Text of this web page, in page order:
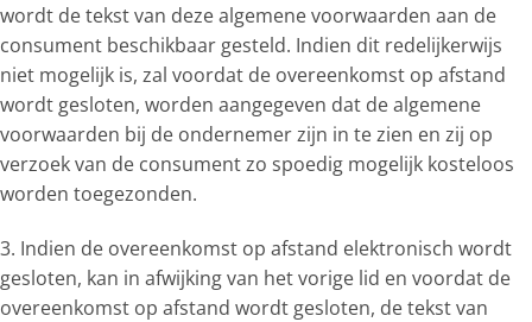
wordt de tekst van deze algemene voorwaarden aan de
consument beschikbaar gesteld. Indien dit redelijkerwijs
niet mogelijk is, zal voordat de overeenkomst op afstand
wordt gesloten, worden aangegeven dat de algemene
voorwaarden bij de ondernemer zijn in te zien en zij op
verzoek van de consument zo spoedig mogelijk kosteloos
worden toegezonden.
3. Indien de overeenkomst op afstand elektronisch wordt
gesloten, kan in afwijking van het vorige lid en voordat de
overeenkomst op afstand wordt gesloten, de tekst van